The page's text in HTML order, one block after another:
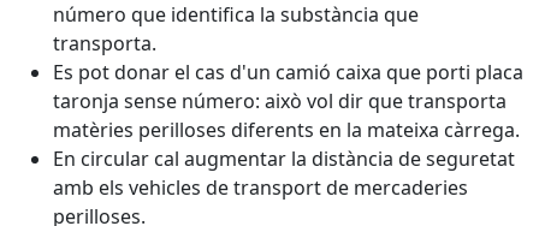
número que identifica la substància que
transporta.
Es pot donar el cas d'un camió caixa que porti placa
taronja sense número: això vol dir que transporta
matèries perilloses diferents en la mateixa càrrega.
En circular cal augmentar la distància de seguretat
amb els vehicles de transport de mercaderies
perilloses.